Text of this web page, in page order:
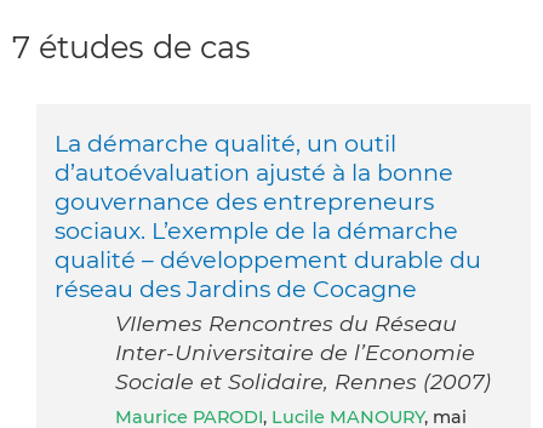
7 études de cas
La démarche qualité, un outil
d’autoévaluation ajusté à la bonne
gouvernance des entrepreneurs
sociaux. L’exemple de la démarche
qualité – développement durable du
réseau des Jardins de Cocagne
VIIemes Rencontres du Réseau
Inter-Universitaire de l’Economie
Sociale et Solidaire, Rennes (2007)
Maurice PARODI, Lucile MANOURY, mai